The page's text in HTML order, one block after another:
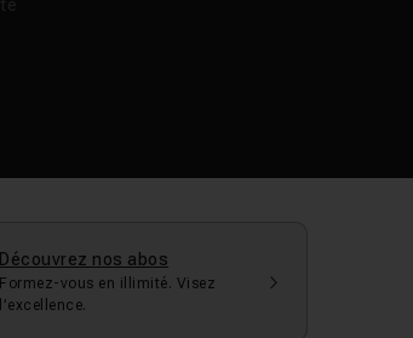
Découvrez nos abos
Formez-vous en illimité. Visez
l’excellence.